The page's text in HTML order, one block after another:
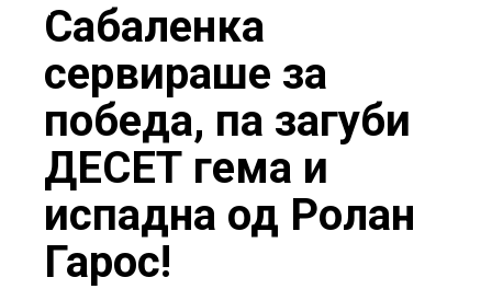
here
Сабаленка
сервираше за
победа, па загуби
ДЕСЕТ гема и
испадна од Ролан
Гарос!